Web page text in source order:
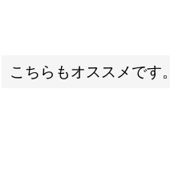
こちらもオススメです。